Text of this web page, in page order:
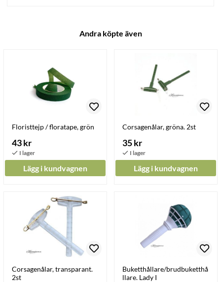
Andra köpte även
Floristtejp / floratape, grön
43 kr
Lägg i kundvagnen
Corsagenålar, gröna. 2st
35 kr
Lägg i kundvagnen
Corsagenålar, transparant.
2st
Buketthållare/brudbuketthå
llare. Lady I